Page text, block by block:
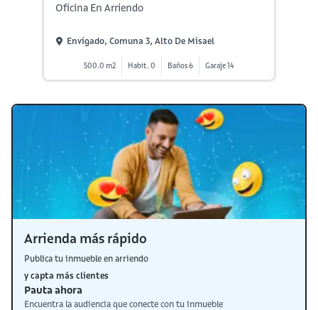
Oficina En Arriendo
Envigado, Comuna 3, Alto De Misael
500.0 m2 Habit. 0 Baños 6 Garaje 14
Arrienda más rápido
Publica tu inmueble en arriendo
y capta más clientes
Pauta ahora
Encuentra la audiencia que conecte con tu inmueble